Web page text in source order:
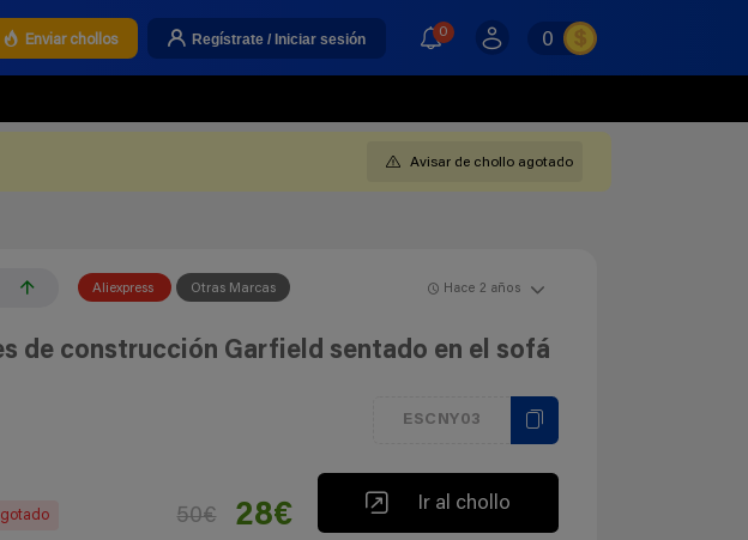
Enviar chollos Regístrate / Iniciar sesión 0 0
Avisar de chollo agotado
Aliexpress Otras Marcas Hace 2 años
de construcción Garfield sentado en el sofá
ESCNY03
50€ 28€ Ir al chollo